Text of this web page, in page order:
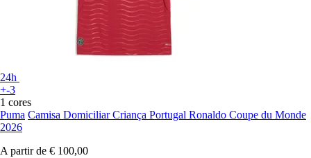
24h
+-3
1 cores
Puma Camisa Domiciliar Criança Portugal Ronaldo Coupe du Monde
2026
A partir de € 100,00